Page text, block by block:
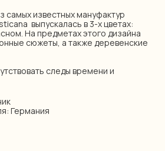
самых известных мануфактур
выпускалась в 3-х цветах:
На предметах этого дизайна
сюжеты, а также деревенские
следы времени и
Германия